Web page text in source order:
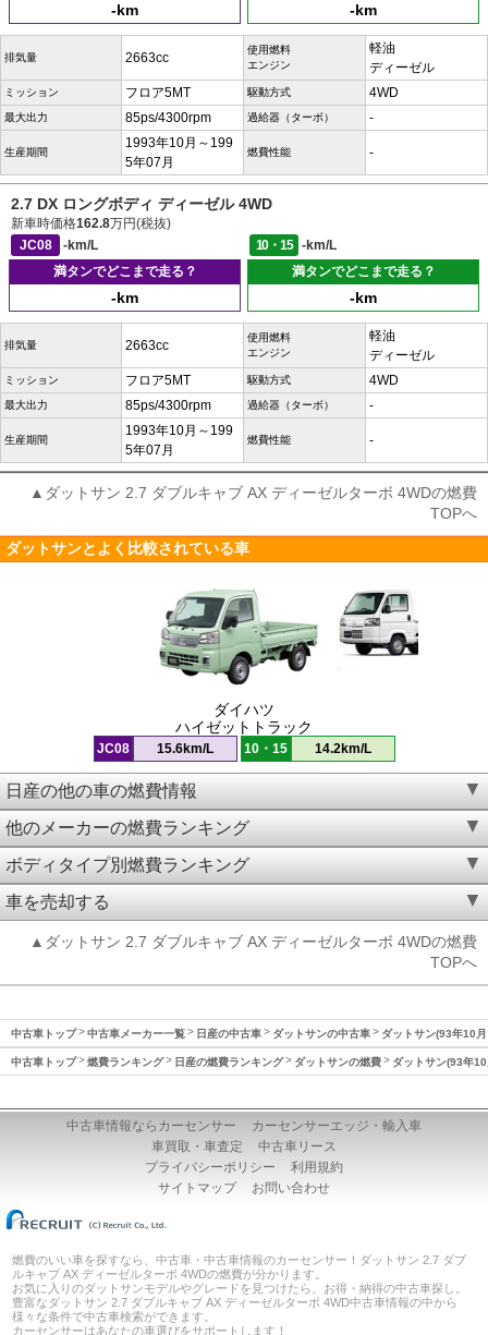
-km -km
排気量 2663cc
使用燃料
エンジン
軽油
ディーゼル
ミッション フロア5MT 駆動方式 4WD
最大出力 85ps/4300rpm 過給器（ターボ） -
生産期間
1993年10月～199
5年07月
燃費性能 -
2.7 DX ロングボディ ディーゼル 4WD
新車時価格162.8万円(税抜)
JC08
-km/L 10・15
-km/L
満タンでどこまで走る？
-km
満タンでどこまで走る？
-km
排気量 2663cc
使用燃料
エンジン
軽油
ディーゼル
ミッション フロア5MT 駆動方式 4WD
最大出力 85ps/4300rpm 過給器（ターボ） -
生産期間
1993年10月～199
5年07月
燃費性能 -
▲ダットサン 2.7 ダブルキャブ AX ディーゼルターボ 4WDの燃費
TOPへ
ダットサンとよく比較されている車
ダイハツ
ハイゼットトラック
JC08 15.6km/L 10・15 14.2km/L
日産の他の車の燃費情報
他のメーカーの燃費ランキング
ボディタイプ別燃費ランキング
車を売却する
▲ダットサン 2.7 ダブルキャブ AX ディーゼルターボ 4WDの燃費
TOPへ
中古車トップ 中古車メーカー一覧 日産の中古車 ダットサンの中古車 ダットサン(93年10
中古車トップ 燃費ランキング 日産の燃費ランキング ダットサンの燃費 ダットサン(93年
中古車情報ならカーセンサー
カーセンサーエッジ・輸入車
車買取・車査定
中古車リース
プライバシーポリシー
利用規約
サイトマップ
お問い合わせ
燃費のいい車を探すなら、中古車・中古車情報のカーセンサー！ダットサン 2.7 ダブ
ルキャブ AX ディーゼルターボ 4WDの燃費が分かります。
お気に入りのダットサンモデルやグレードを見つけたら、お得・納得の中古車探し。
豊富なダットサン 2.7 ダブルキャブ AX ディーゼルターボ 4WD中古車情報の中から
様々な条件で中古車検索ができます。
カーセンサーはあなたの車選びをサポートします！